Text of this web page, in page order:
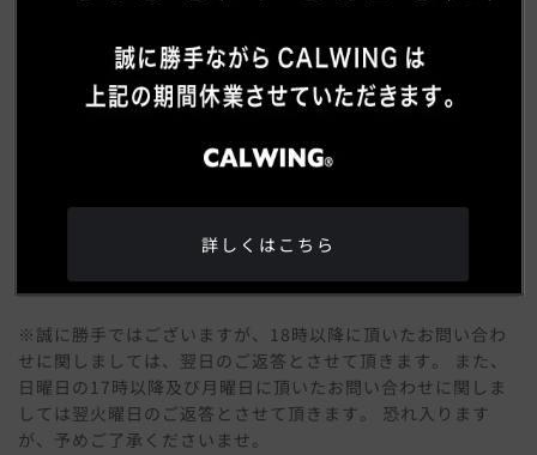
※誠に勝手ではございますが、18時以降に頂いたお問い合わ
せに関しましては、翌日のご返答とさせて頂きます。 また、
日曜日の17時以降及び月曜日に頂いたお問い合わせに関しま
しては翌火曜日のご返答とさせて頂きます。 恐れ入ります
が、予めご了承くださいませ。
詳しくはこちら